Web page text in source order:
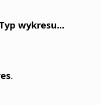
wykresu...
.